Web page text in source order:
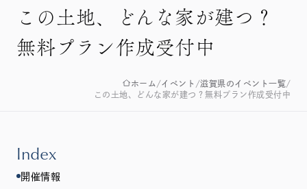
この土地、どんな家が建つ？
無料プラン作成受付中
ホーム イベント
滋賀県のイベント一覧
この土地、どんな家が建つ？無料プラン作成受付中
Index
開催情報